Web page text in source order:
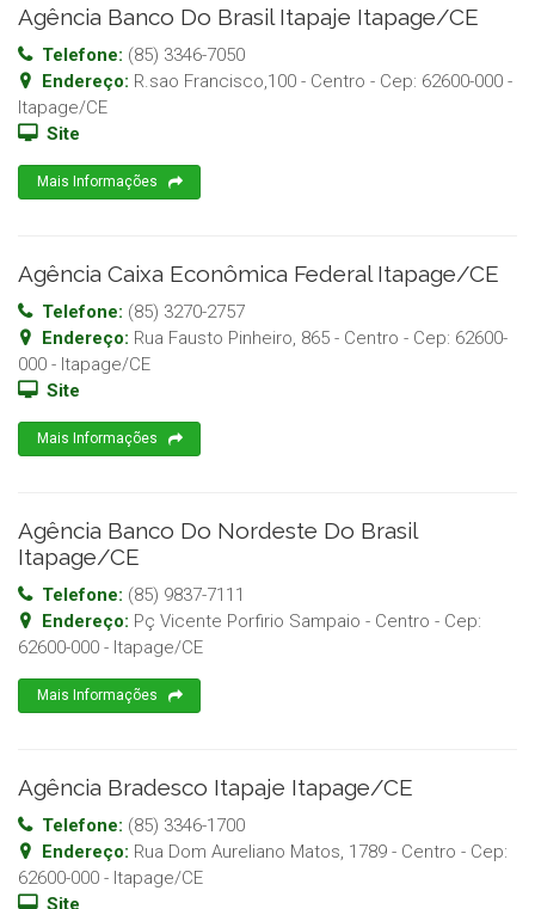
Agência Banco Do Brasil Itapaje Itapage/CE
Telefone: (85) 3346-7050
Endereço: R.sao Francisco,100 - Centro - Cep: 62600-000 -
Itapage/CE
Site
Mais Informações
Agência Caixa Econômica Federal Itapage/CE
Telefone: (85) 3270-2757
Endereço: Rua Fausto Pinheiro, 865 - Centro - Cep: 62600-
000 - Itapage/CE
Site
Mais Informações
Agência Banco Do Nordeste Do Brasil
Itapage/CE
Telefone: (85) 9837-7111
Endereço: Pç Vicente Porfirio Sampaio - Centro - Cep:
62600-000 - Itapage/CE
Mais Informações
Agência Bradesco Itapaje Itapage/CE
Telefone: (85) 3346-1700
Endereço: Rua Dom Aureliano Matos, 1789 - Centro - Cep:
62600-000 - Itapage/CE
Site